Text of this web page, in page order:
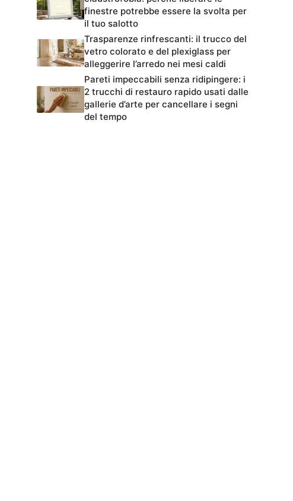
finestre potrebbe essere la svolta per
il tuo salotto
Trasparenze rinfrescanti: il trucco del
vetro colorato e del plexiglass per
alleggerire l’arredo nei mesi caldi
Pareti impeccabili senza ridipingere: i
2 trucchi di restauro rapido usati dalle
gallerie d’arte per cancellare i segni
del tempo